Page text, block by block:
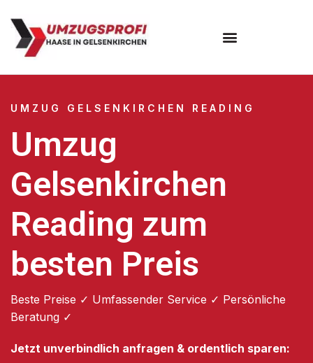
UMZUG GELSENKIRCHEN READING
Umzug
Gelsenkirchen
Reading zum
besten Preis
Beste Preise ✓ Umfassender Service ✓ Persönliche
Beratung ✓
Jetzt unverbindlich anfragen & ordentlich sparen: